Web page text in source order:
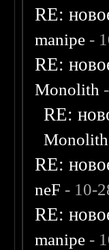
RE:
manipe -
RE:
Monolith
RE:
Monolith
RE:
neF - 10-
RE:
manipe -